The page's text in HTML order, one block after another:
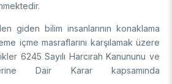
giden bilim insanlarının konaklama
içme masraflarını karşılamak üzere
6245 Sayılı Harcırah Kanununu ve
Dair Karar kapsamında